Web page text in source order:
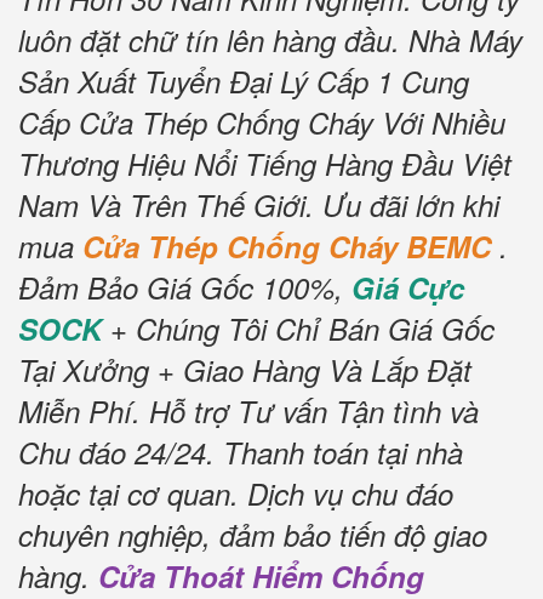
luôn đặt chữ tín lên hàng đầu. Nhà Máy
Sản Xuất Tuyển Đại Lý Cấp 1 Cung
Cấp Cửa Thép Chống Cháy Với Nhiều
Thương Hiệu Nổi Tiếng Hàng Đầu Việt
Nam Và Trên Thế Giới. Ưu đãi lớn khi
mua Cửa Thép Chống Cháy BEMC .
Đảm Bảo Giá Gốc 100%, Giá Cực
SOCK+ Chúng Tôi Chỉ Bán Giá Gốc
Tại Xưởng + Giao Hàng Và Lắp Đặt
Miễn Phí. Hỗ trợ Tư vấn Tận tình và
Chu đáo 24/24. Thanh toán tại nhà
hoặc tại cơ quan. Dịch vụ chu đáo
chuyên nghiệp, đảm bảo tiến độ giao
hàng. Cửa Thoát Hiểm Chống